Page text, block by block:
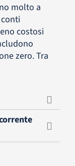
molto a
costosi
zero. Tra